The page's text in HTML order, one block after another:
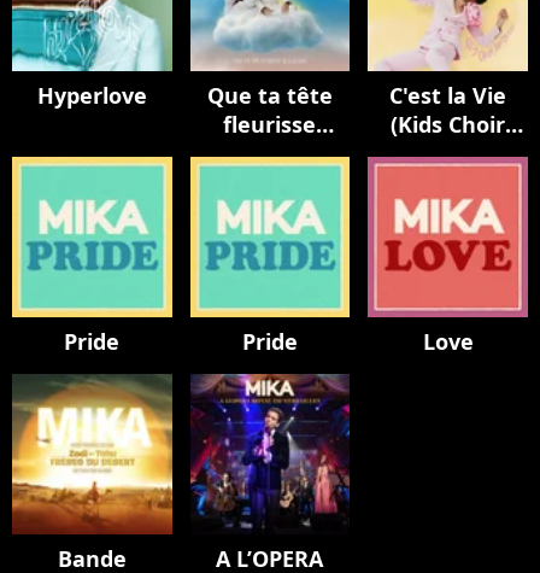
Hyperlove
Que ta tête
fleurisse
toujours
C'est la Vie
(Kids Choir
Version / avec
Populaire)
Pride Pride Love
Bande
A L’OPERA